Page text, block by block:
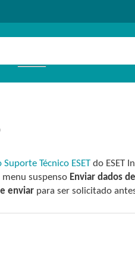
Técnico ESET do ESET
menu suspenso Enviar dados
enviar para ser solicitado